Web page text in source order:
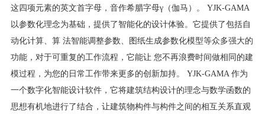
这四项元素的英文首字母，音作希腊字母γ（伽马）。 YJK-GAMA
以参数化理念为基础，提供了智能化的设计体验。它提供了包括自
动化计算、算 法智能调整参数、图纸生成参数化模型等众多强大的
功能，对于可重复的工作流程，它能让 您不再浪费时间做相同的建
模过程，为您的日常工作带来更多的创新加持。 YJK-GAMA 作为
一个数字化智能设计软件，它将建筑结构设计的理念与数学函数的
思想有机地进行了结合，让建筑物构件与构件之间的相互关系直观